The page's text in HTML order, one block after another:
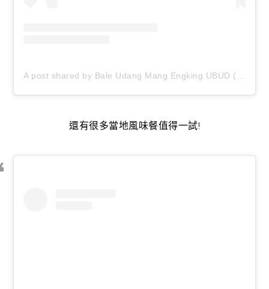
還有很多當地風味餐值得一試!